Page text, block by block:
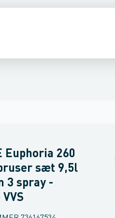
Euphoria 260
sæt 9,5l
3 spray -